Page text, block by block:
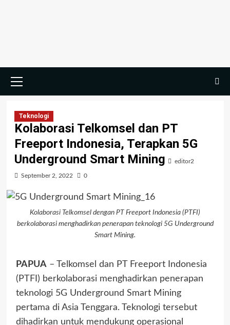
Menu
Teknologi
Kolaborasi Telkomsel dan PT
Freeport Indonesia, Terapkan 5G
Underground Smart Mining
editor2
September 2, 2022 0
Kolaborasi Telkomsel dengan PT Freeport Indonesia (PTFI)
berkolaborasi menghadirkan penerapan teknologi 5G Underground
Smart Mining.
PAPUA– Telkomsel dan PT Freeport Indonesia
(PTFI) berkolaborasi menghadirkan penerapan
teknologi 5G Underground Smart Mining
pertama di Asia Tenggara. Teknologi tersebut
dihadirkan untuk mendukung operasional